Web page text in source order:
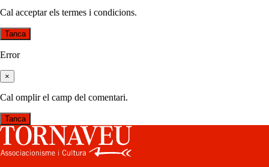
Cal acceptar els termes i condicions.
Tanca
Error
×
Cal omplir el camp del comentari.
Tanca